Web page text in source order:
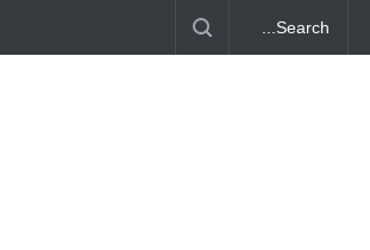
بار در روز
تند از سیاست‌های
با «محاصره و نقض
به سمت تسلیم سوق